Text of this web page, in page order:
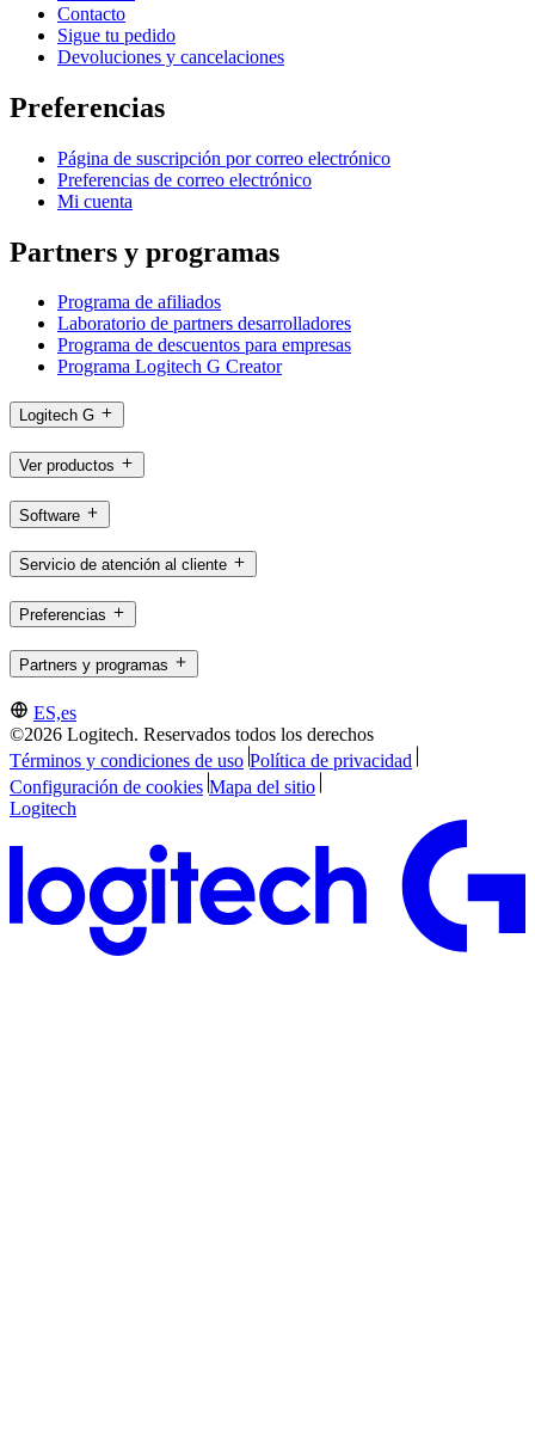
Contacto
Sigue tu pedido
Devoluciones y cancelaciones
Preferencias
Página de suscripción por correo electrónico
Preferencias de correo electrónico
Mi cuenta
Partners y programas
Programa de afiliados
Laboratorio de partners desarrolladores
Programa de descuentos para empresas
Programa Logitech G Creator
Logitech G
Ver productos
Software
Servicio de atención al cliente
Preferencias
Partners y programas
ES,es
©2026 Logitech. Reservados todos los derechos
Términos y condiciones de uso Política de privacidad
Configuración de cookies Mapa del sitio
Logitech